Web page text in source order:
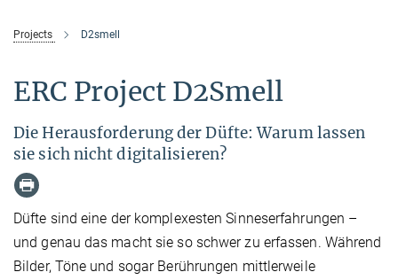
Projects D2smell
ERC Project D2Smell
Die Herausforderung der Düfte: Warum lassen
sie sich nicht digitalisieren?
Düfte sind eine der komplexesten Sinneserfahrungen –
und genau das macht sie so schwer zu erfassen. Während
Bilder, Töne und sogar Berührungen mittlerweile